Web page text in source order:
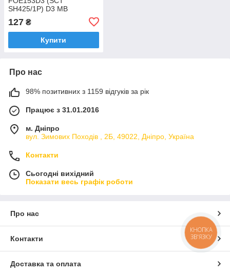
SH425/1P) D3 MB
Sprinter/Vito CDI, OM611
тип Knecht, 3 гумки
127 ₴
Купити
Про нас
98% позитивних з 1159 відгуків за рік
Працює з 31.01.2016
м. Дніпро
вул. Зимових Походiв , 2Б, 49022, Дніпро, Україна
Контакти
Сьогодні вихідний
Показати весь графік роботи
Про нас
Контакти
Доставка та оплата
КНОПКА
ЗВ'ЯЗКУ